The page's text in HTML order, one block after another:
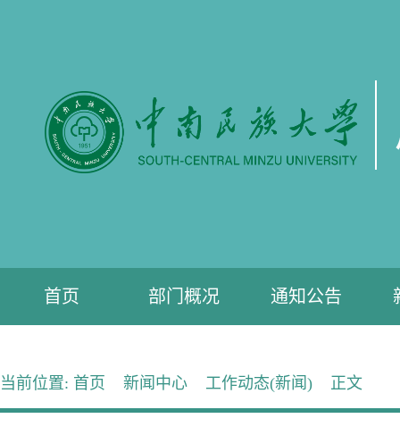
首页 部门概况 通知公告
当前位置: 首页 新闻中心 工作动态(新闻) 正文